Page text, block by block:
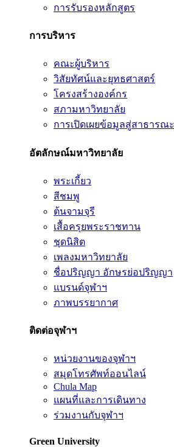
การรับรองหลักสูตร
การบริหาร
คณะผู้บริหาร
วิสัยทัศน์และยุทธศาสตร์
โครงสร้างองค์กร
สภามหาวิทยาลัย
การเปิดเผยข้อมูลสู่สาธารณะ
อัตลักษณ์มหาวิทยาลัย
พระเกี้ยว
สีชมพู
ต้นจามจุรี
เสื้อครุยพระราชทาน
ชุดนิสิต
เพลงมหาวิทยาลัย
ชื่อปริญญา อักษรย่อปริญญา
แบรนด์จุฬาฯ
ภาพบรรยากาศ
ติดต่อจุฬาฯ
หน่วยงานของจุฬาฯ
สมุดโทรศัพท์ออนไลน์
Chula Map
แผนที่และการเดินทาง
ร่วมงานกับจุฬาฯ
Green University